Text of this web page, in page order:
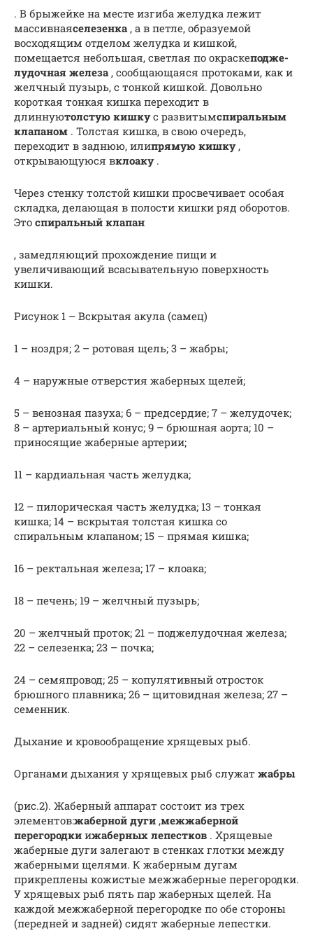
. В брыжейке на месте изгиба желудка лежит
массивнаясе­лезенка , а в петле, образуемой
восходящим отделом желудка и кишкой,
помещается небольшая, светлая по окраскеподже­
лудочная железа , сообщающаяся протоками, как и
желч­ный пузырь, с тонкой кишкой. Довольно
короткая тонкая кишка переходит в
длиннуютолстую кишкус развитымспиральным
клапаном . Толстая кишка, в свою очередь,
переходит в заднюю, илипрямую кишку,
открывающуюся вклоаку.
Через стенку толстой кишки просвечивает особая
складка, делающая в полости кишки ряд оборотов.
Это спиральный клапан
, замедляющий прохождение пищи и
увеличивающий всасывательную поверхность
кишки.
Рисунок 1 – Вскрытая акула (самец)
1 – ноздря; 2 – ротовая щель; 3 – жабры;
4 – наружные отверстия жаберных щелей;
5 – венозная пазуха; 6 – предсердие; 7 – желу­дочек;
8 – артериальный конус; 9 – брюшная аорта; 10 –
принося­щие жаберные артерии;
11 – кардиальная часть желудка;
12 – пилорическая часть желудка; 13 – тонкая
кишка; 14 – вскрытая толстая кишка со
спиральным клапаном; 15 – прямая кишка;
16 – ректальная железа; 17 – клоака;
18 – печень; 19 – желчный пузырь;
20 – желчный проток; 21 – поджелудочная железа;
22 – селезенка; 23 – почка;
24 – семяпровод; 25 – копулятивный отросток
брюшного плавника; 26 – щитовидная железа; 27 –
семенник.
Дыхание и кровообращение хрящевых рыб.
Органами дыхания у хрящевых рыб служат жабры
(рис.2). Жа­берный аппарат состоит из трех
элементов:жаберной дуги ,межжаберной
перегородки ижаберных лепест­ков . Хрящевые
жаберные дуги залегают в стенках глотки меж­ду
жаберными щелями. К жаберным дугам
прикреплены кожи­стые межжаберные перегородки.
У хрящевых рыб пять пар жа­берных щелей. На
каждой межжаберной перегородке по обе стороны
(передней и задней) сидят жаберные лепестки.